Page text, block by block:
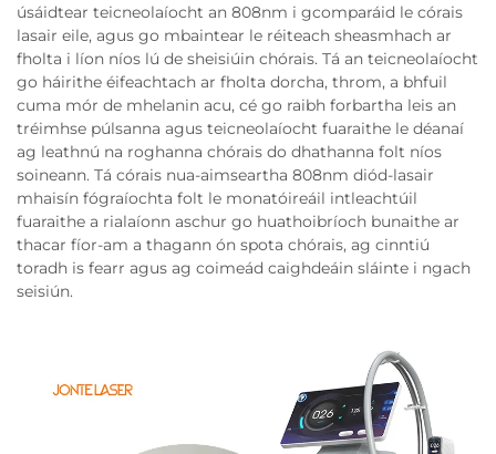
úsáidtear teicneolaíocht an 808nm i gcomparáid le córais
lasair eile, agus go mbaintear le réiteach sheasmhach ar
fholta i líon níos lú de sheisiúin chórais. Tá an teicneolaíocht
go háirithe éifeachtach ar fholta dorcha, throm, a bhfuil
cuma mór de mhelanin acu, cé go raibh forbartha leis an
tréimhse púlsanna agus teicneolaíocht fuaraithe le déanaí
ag leathnú na roghanna chórais do dhathanna folt níos
soineann. Tá córais nua-aimseartha 808nm diód-lasair
mhaisín fógraíochta folt le monatóireáil intleachtúil
fuaraithe a rialaíonn aschur go huathoibríoch bunaithe ar
thacar fíor-am a thagann ón spota chórais, ag cinntiú
toradh is fearr agus ag coimeád caighdeáin sláinte i ngach
seisiún.